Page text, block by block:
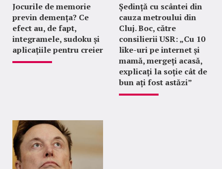
Jocurile de memorie
previn demența? Ce
efect au, de fapt,
integramele, sudoku și
aplicațiile pentru creier
Ședință cu scântei din
cauza metroului din
Cluj. Boc, către
consilierii USR: „Cu 10
like-uri pe internet și
mamă, mergeți acasă,
explicați la soție cât de
bun ați fost astăzi”